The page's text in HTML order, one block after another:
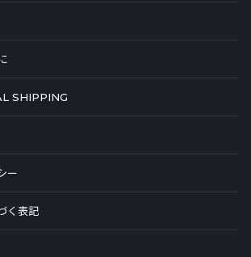
SHIPPING
ー
く表記